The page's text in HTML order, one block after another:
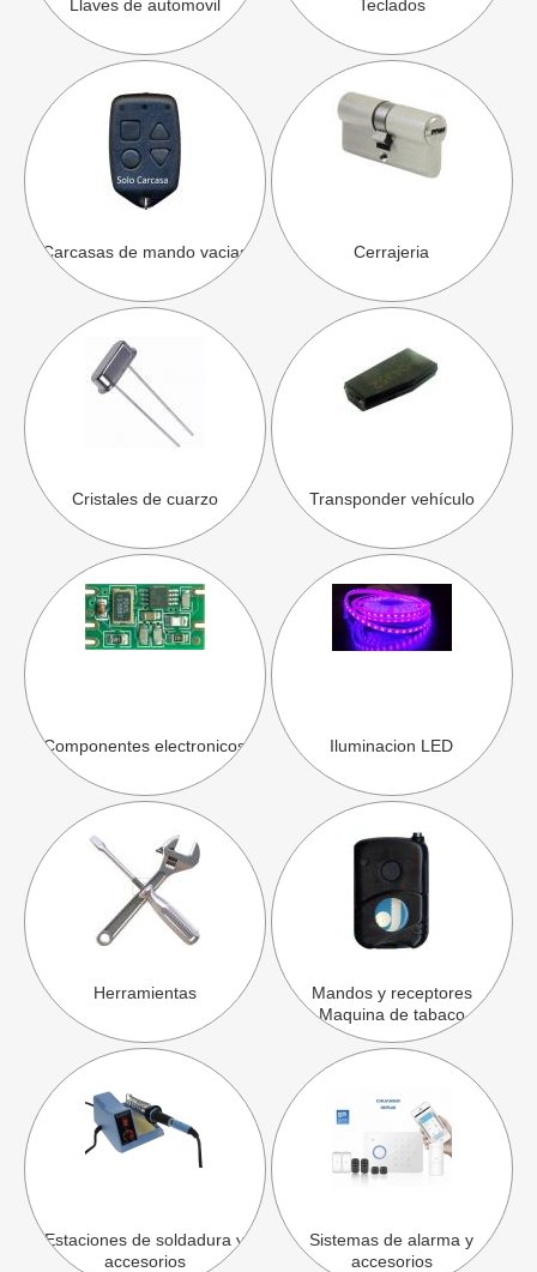
Llaves de automovil Teclados
Carcasas de mando vacias Cerrajeria
Cristales de cuarzo Transponder vehículo
Componentes electronicos Iluminacion LED
Herramientas
Mandos y receptores
Maquina de tabaco
Estaciones de soldadura y
accesorios
Sistemas de alarma y
accesorios